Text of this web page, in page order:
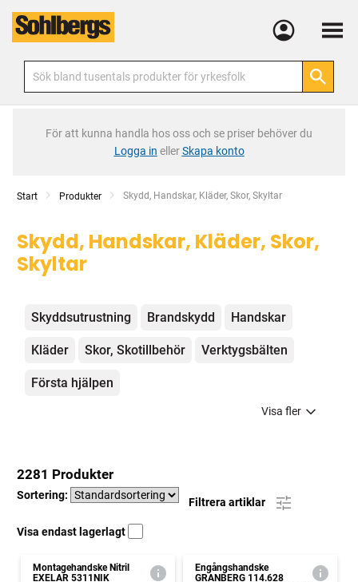
Meny
För att kunna handla hos oss och se priser behöver du
Logga in ellerSkapa konto
Start Produkter Current:
Skydd, Handskar, Kläder, Skor, Skyltar
Skydd, Handskar, Kläder, Skor,
Skyltar
Kategorier
Skyddsutrustning Brandskydd Handskar
Kläder Skor, Skotillbehör Verktygsbälten
Första hjälpen
Visa fler
2281 Produkter
Sortering:
Filtrera artiklar
Visa endast lagerlagt
Montagehandske Nitril
EXELAR 5311NIK
Engångshandske
GRANBERG 114.628